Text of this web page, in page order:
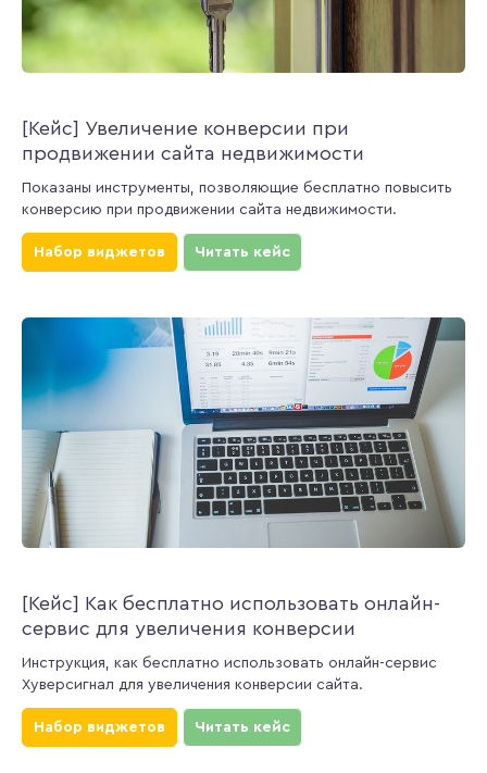
[Кейс] Увеличение конверсии при
продвижении сайта недвижимости
Показаны инструменты, позволяющие бесплатно повысить
конверсию при продвижении сайта недвижимости.
Набор виджетов Читать кейс
[Кейс] Как бесплатно использовать онлайн-
сервис для увеличения конверсии
Инструкция, как бесплатно использовать онлайн-сервис
Хуверсигнал для увеличения конверсии сайта.
Набор виджетов Читать кейс